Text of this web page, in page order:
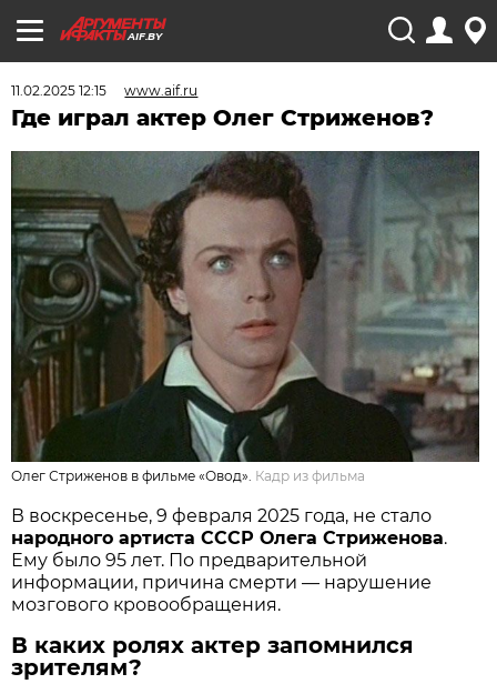
AIF.BY
11.02.2025 12:15 www.aif.ru
Где играл актер Олег Стриженов?
Олег Стриженов в фильме «Овод». Кадр из фильма
В воскресенье, 9 февраля 2025 года, не стало
народного артиста СССР Олега Стриженова.
Ему было 95 лет. По предварительной
информации, причина смерти — нарушение
мозгового кровообращения.
В каких ролях актер запомнился
зрителям?